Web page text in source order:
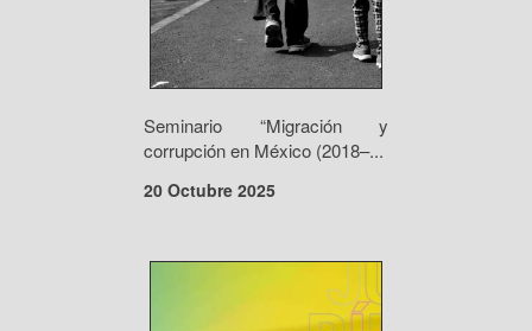
Seminario “Migración y
corrupción en México (2018–...
20 Octubre 2025